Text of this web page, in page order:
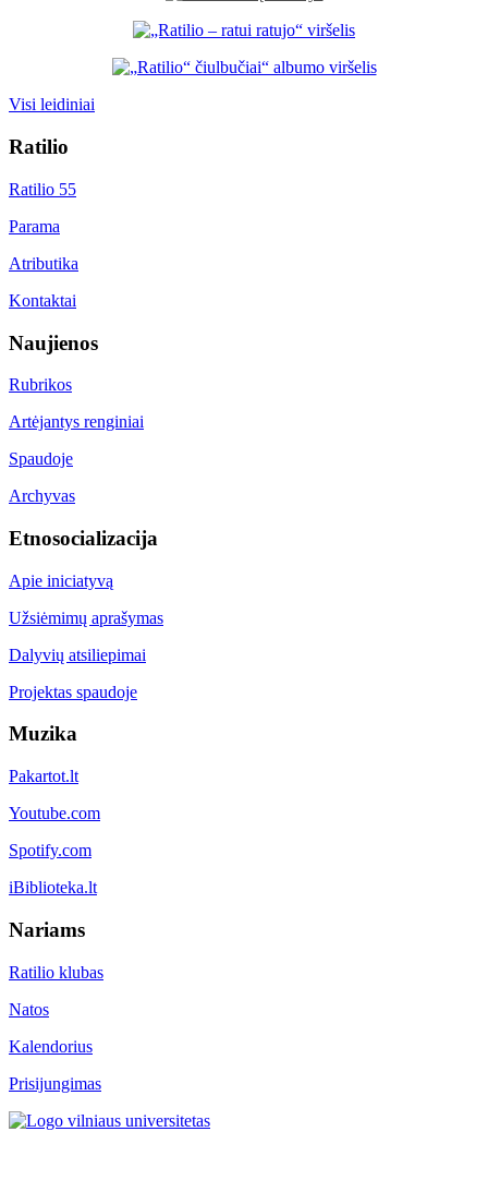
Visi leidiniai
Ratilio
Ratilio 55
Parama
Atributika
Kontaktai
Naujienos
Rubrikos
Artėjantys renginiai
Spaudoje
Archyvas
Etnosocializacija
Apie iniciatyvą
Užsiėmimų aprašymas
Dalyvių atsiliepimai
Projektas spaudoje
Muzika
Pakartot.lt
Youtube.com
Spotify.com
iBiblioteka.lt
Nariams
Ratilio klubas
Natos
Kalendorius
Prisijungimas